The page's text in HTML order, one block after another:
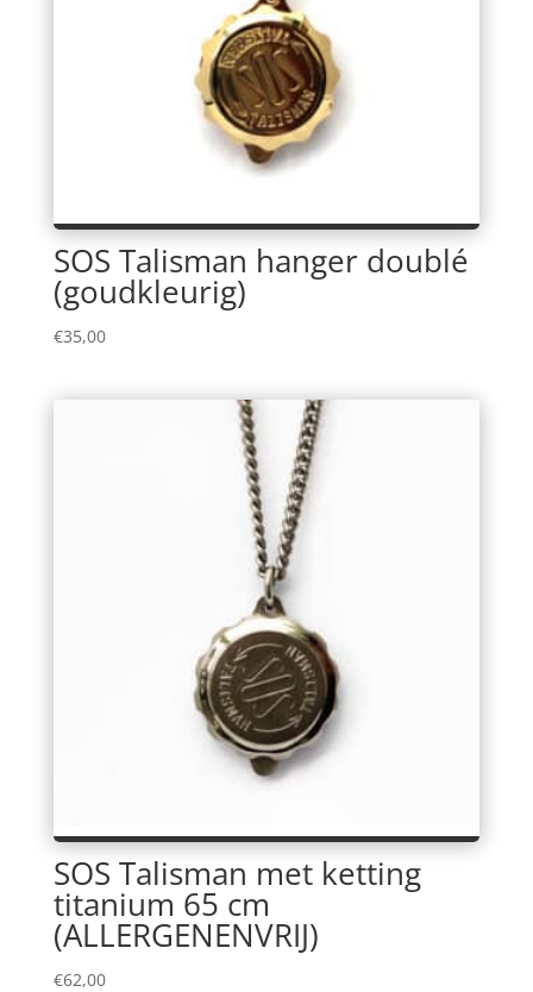
SOS Talisman hanger doublé
(goudkleurig)
€35,00
SOS Talisman met ketting
titanium 65 cm
(ALLERGENENVRIJ)
€62,00